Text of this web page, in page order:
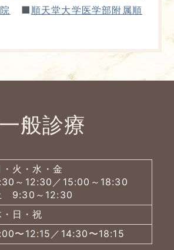
■ 順天堂大学医学部附属順
一般診療
・火・水・金
～12:30／15:00～18:30
9:30～12:30
・日・祝
〜12:15／14:30〜18:15